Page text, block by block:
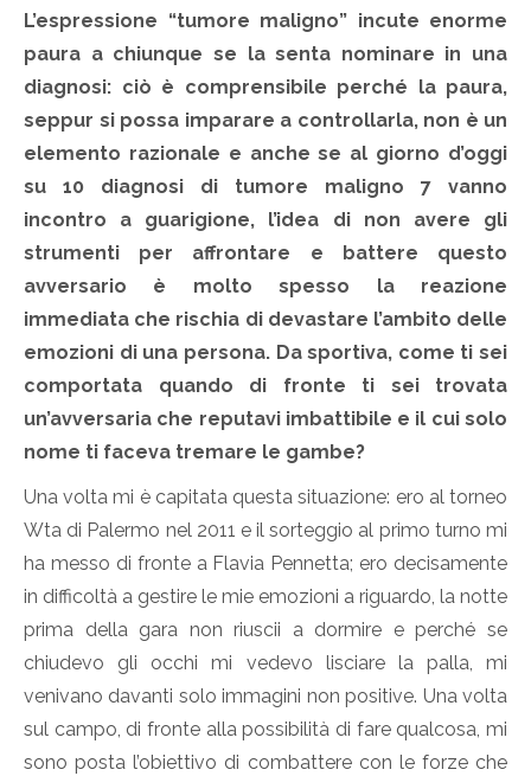
L’espressione “tumore maligno” incute enorme
paura a chiunque se la senta nominare in una
diagnosi: ciò è comprensibile perché la paura,
seppur si possa imparare a controllarla, non è un
elemento razionale e anche se al giorno d’oggi
su 10 diagnosi di tumore maligno 7 vanno
incontro a guarigione, l’idea di non avere gli
strumenti per affrontare e battere questo
avversario è molto spesso la reazione
immediata che rischia di devastare l’ambito delle
emozioni di una persona. Da sportiva, come ti sei
comportata quando di fronte ti sei trovata
un’avversaria che reputavi imbattibile e il cui solo
nome ti faceva tremare le gambe?
Una volta mi è capitata questa situazione: ero al torneo
Wta di Palermo nel 2011 e il sorteggio al primo turno mi
ha messo di fronte a Flavia Pennetta; ero decisamente
in difficoltà a gestire le mie emozioni a riguardo, la notte
prima della gara non riuscii a dormire e perché se
chiudevo gli occhi mi vedevo lisciare la palla, mi
venivano davanti solo immagini non positive. Una volta
sul campo, di fronte alla possibilità di fare qualcosa, mi
sono posta l’obiettivo di combattere con le forze che